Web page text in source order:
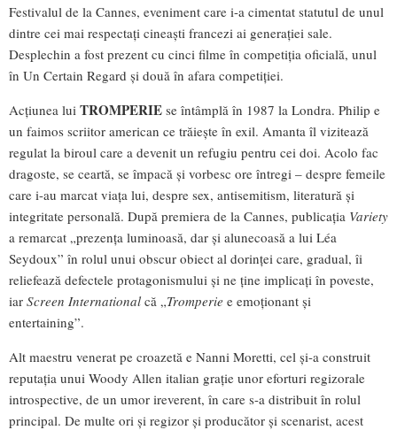
Festivalul de la Cannes, eveniment care i-a cimentat statutul de unul
dintre cei mai respectați cineaști francezi ai generației sale.
Desplechin a fost prezent cu cinci filme în competiția oficială, unul
în Un Certain Regard și două în afara competiției.
Acțiunea lui TROMPERIE se întâmplă în 1987 la Londra. Philip e
un faimos scriitor american ce trăiește în exil. Amanta îl vizitează
regulat la biroul care a devenit un refugiu pentru cei doi. Acolo fac
dragoste, se ceartă, se împacă și vorbesc ore întregi – despre femeile
care i-au marcat viața lui, despre sex, antisemitism, literatură și
integritate personală. După premiera de la Cannes, publicația Variety
a remarcat „prezența luminoasă, dar și alunecoasă a lui Léa
Seydoux” în rolul unui obscur obiect al dorinței care, gradual, îi
reliefează defectele protagonismului și ne ține implicați în poveste,
iar Screen International că „Tromperie e emoționant și
entertaining”.
Alt maestru venerat pe croazetă e Nanni Moretti, cel și-a construit
reputația unui Woody Allen italian grație unor eforturi regizorale
introspective, de un umor ireverent, în care s-a distribuit în rolul
principal. De multe ori și regizor și producător și scenarist, acest